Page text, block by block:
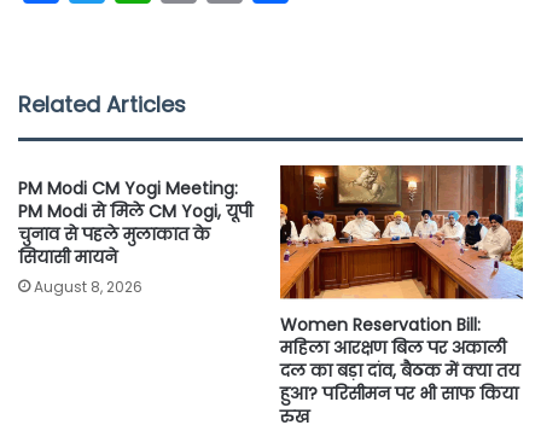
e
o
k
t
r
t
p
p
n
Related Articles
PM Modi CM Yogi Meeting:
PM Modi से मिले CM Yogi, यूपी
चुनाव से पहले मुलाकात के
सियासी मायने
August 8, 2026
Women Reservation Bill:
महिला आरक्षण बिल पर अकाली
दल का बड़ा दांव, बैठक में क्या तय
हुआ? परिसीमन पर भी साफ किया
रुख